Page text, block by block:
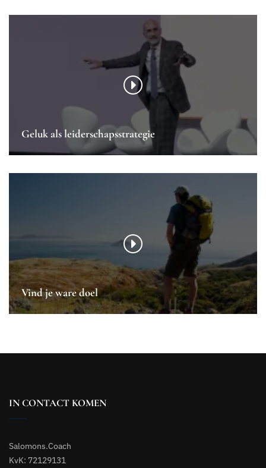
Geluk als leiderschapsstrategie
Vind je ware doel
IN CONTACT KOMEN
Salomons.Coach
KvK: 72129131